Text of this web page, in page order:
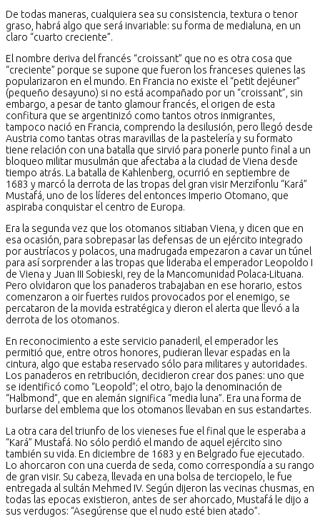
De todas maneras, cualquiera sea su consistencia, textura o tenor
graso, habrá algo que será invariable: su forma de medialuna, en un
claro “cuarto creciente”.
El nombre deriva del francés “croissant” que no es otra cosa que
“creciente” porque se supone que fueron los franceses quienes las
popularizaron en el mundo. En Francia no existe el “petit dejéuner”
(pequeño desayuno) si no está acompañado por un “croissant”, sin
embargo, a pesar de tanto glamour francés, el origen de esta
confitura que se argentinizó como tantos otros inmigrantes,
tampoco nació en Francia, comprendo la desilusión, pero llegó desde
Austria como tantas otras maravillas de la pastelería y su formato
tiene relación con una batalla que sirvió para ponerle punto final a un
bloqueo militar musulmán que afectaba a la ciudad de Viena desde
tiempo atrás. La batalla de Kahlenberg, ocurrió en septiembre de
1683 y marcó la derrota de las tropas del gran visir Merzifonlu “Kará”
Mustafá, uno de los líderes del entonces Imperio Otomano, que
aspiraba conquistar el centro de Europa.
Era la segunda vez que los otomanos sitiaban Viena, y dicen que en
esa ocasión, para sobrepasar las defensas de un ejército integrado
por austríacos y polacos, una madrugada empezaron a cavar un túnel
para así sorprender a las tropas que lideraba el emperador Leopoldo I
de Viena y Juan III Sobieski, rey de la Mancomunidad Polaca-Lituana.
Pero olvidaron que los panaderos trabajaban en ese horario, estos
comenzaron a oir fuertes ruidos provocados por el enemigo, se
percataron de la movida estratégica y dieron el alerta que llevó a la
derrota de los otomanos.
En reconocimiento a este servicio panaderil, el emperador les
permitió que, entre otros honores, pudieran llevar espadas en la
cintura, algo que estaba reservado sólo para militares y autoridades.
Los panaderos en retribución, decidieron crear dos panes: uno que
se identificó como “Leopold”; el otro, bajo la denominación de
“Halbmond”, que en alemán significa “media luna”. Era una forma de
burlarse del emblema que los otomanos llevaban en sus estandartes.
La otra cara del triunfo de los vieneses fue el final que le esperaba a
“Kará” Mustafá. No sólo perdió el mando de aquel ejército sino
también su vida. En diciembre de 1683 y en Belgrado fue ejecutado.
Lo ahorcaron con una cuerda de seda, como correspondía a su rango
de gran visir. Su cabeza, llevada en una bolsa de terciopelo, le fue
entregada al sultán Mehmed IV. Según dijeron las vecinas chusmas, en
todas las epocas existieron, antes de ser ahorcado, Mustafá le dijo a
sus verdugos: “Asegúrense que el nudo esté bien atado”.